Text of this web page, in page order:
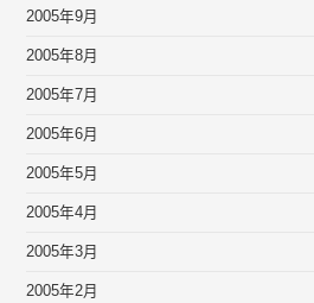
2005年9月
2005年8月
2005年7月
2005年6月
2005年5月
2005年4月
2005年3月
2005年2月